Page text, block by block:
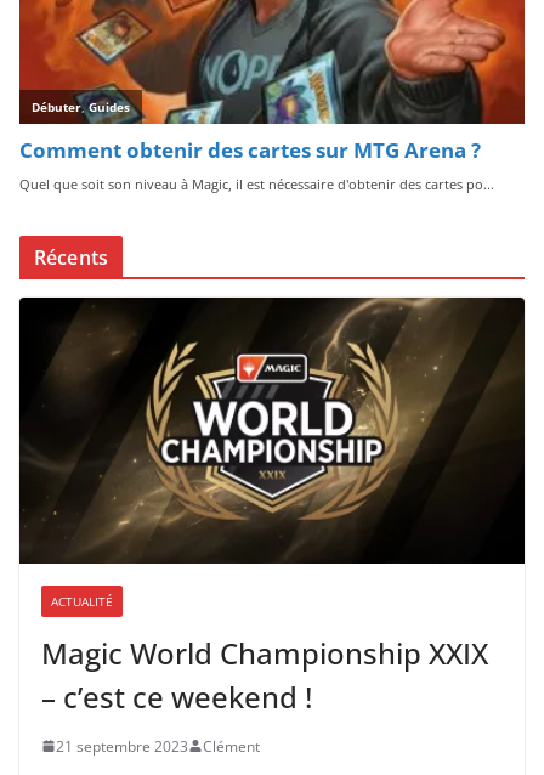
Récents
ACTUALITÉ
Magic World Championship XXIX
– c’est ce weekend !
21 septembre 2023 Clément